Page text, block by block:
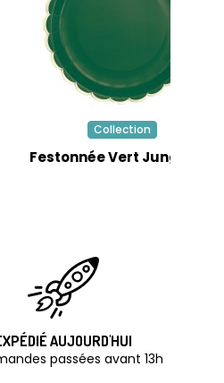
Collection
Festonnée Vert Jungle/Or
AUJOURD'HUI
passées avant 13h